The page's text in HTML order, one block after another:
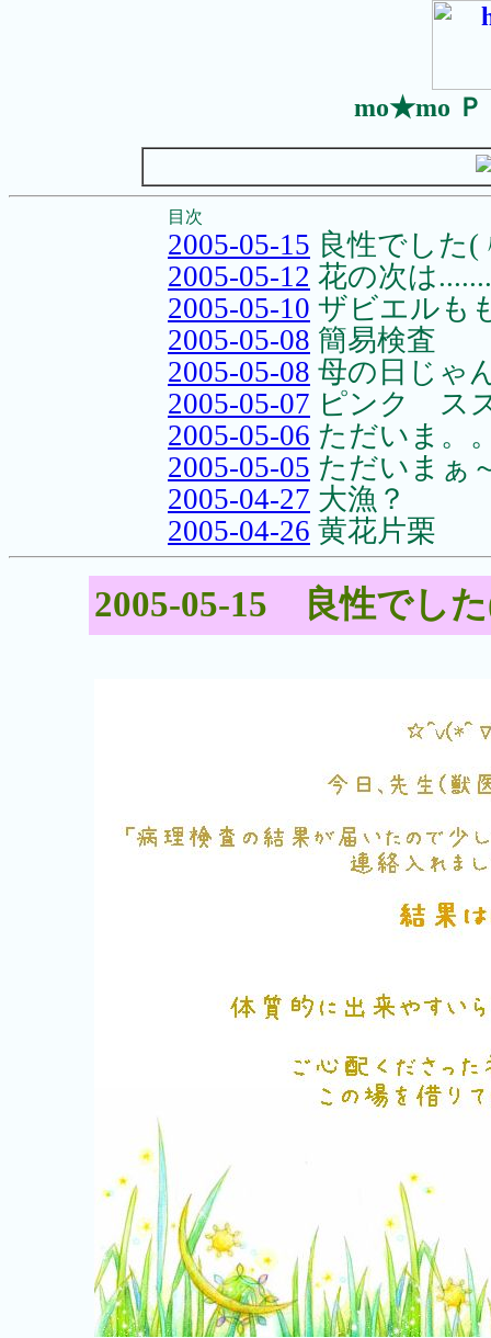
mo★mo Ｐ
目次
2005-05-15 良性でした
2005-05-12 花の次は
2005-05-10 ザビエルも
2005-05-08 簡易検査
2005-05-08 母の日じゃ
2005-05-07 ピンク ス
2005-05-06 ただいま。
2005-05-05 ただいまぁ
2005-04-27 大漁？
2005-04-26 黄花片栗
2005-05-15 良性でし